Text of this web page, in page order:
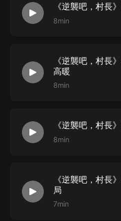
《逆襲吧，村長
8min
《逆襲吧，村長
高暖
8min
《逆襲吧，村長
8min
《逆襲吧，村長
局
7min